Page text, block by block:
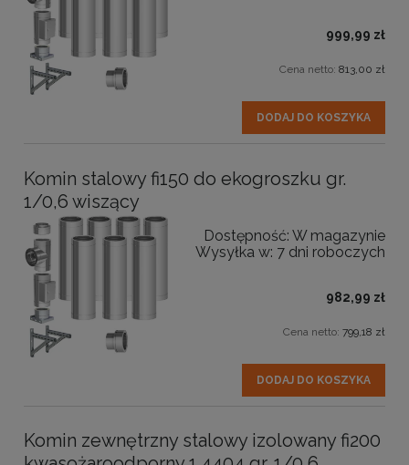
999,99 zł
Cena netto: 813,00 zł
DODAJ DO KOSZYKA
Komin stalowy fi150 do ekogroszku gr.
1/0,6 wiszący
Dostępność: W magazynie
Wysyłka w: 7 dni roboczych
982,99 zł
Cena netto: 799,18 zł
DODAJ DO KOSZYKA
Komin zewnętrzny stalowy izolowany fi200